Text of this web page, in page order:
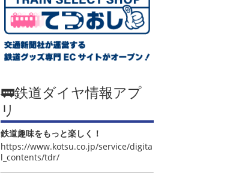
🚃鉄道ダイヤ情報アプ
リ
鉄道趣味をもっと楽しく！
https://www.kotsu.co.jp/service/digita
l_contents/tdr/